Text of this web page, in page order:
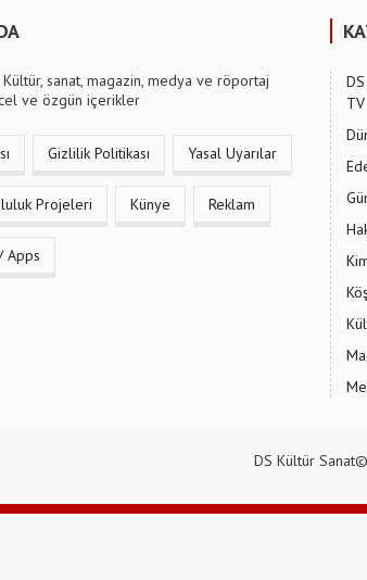
sanat, magazin, medya ve röportaj
ve özgün içerikler
Gizlilik Politikası Yasal Uyarılar
Projeleri Künye Reklam
Apps
TV
DS Kültür